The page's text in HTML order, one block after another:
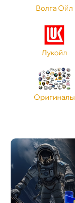
олга Ойл
Лукойл
Оригиналы